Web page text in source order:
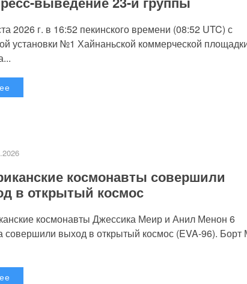
2026 г. в 16:52 пекинского времени (08:52 UTC) с
установки №1 Хайнаньской коммерческой
космонавты совершили
в открытый космос
космонавты Джессика Меир и Анил Менон 6
совершили выход в открытый космос (EVA-96).